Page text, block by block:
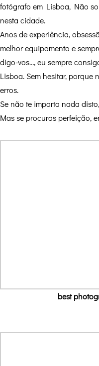
fotógrafo em Lisboa, Não
nesta cidade.
Anos de experiência,
melhor equipamento e
digo-vos…, eu sempre
Lisboa. Sem hesitar, porque
erros.
Se não te importa nada
Mas se procuras perfeição,
best